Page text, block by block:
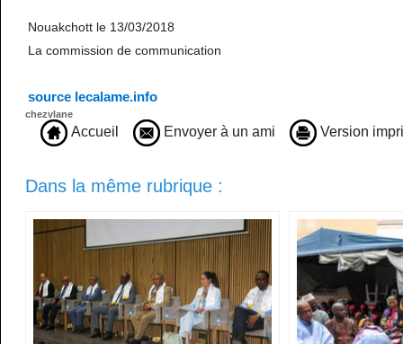
Nouakchott le 13/03/2018
La commission de communication
source lecalame.info
chezvlane
Accueil Envoyer à un ami Version
Dans la même rubrique :